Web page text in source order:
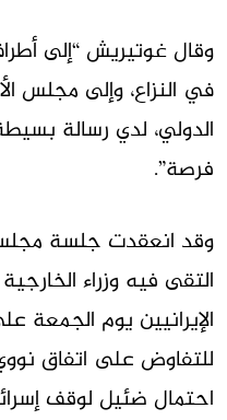
وقال غوتيريش “إلى
في النزاع، وإلى مجلس
الدولي، لدي رسالة
فرصة”.
وقد انعقدت جلسة
التقى فيه وزراء
الإيرانيين يوم الجمعة
للتفاوض على اتفاق
احتمال ضئيل لوقف